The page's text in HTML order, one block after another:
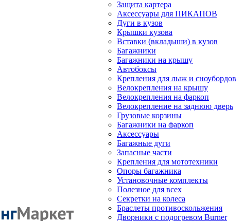
Защита картера
Аксессуары для ПИКАПОВ
Дуги в кузов
Крышки кузова
Вставки (вкладыши) в кузов
Багажники
Багажники на крышу
Автобоксы
Крепления для лыж и сноубордов
Велокрепления на крышу
Велокрепления на фаркоп
Велокрепление на заднюю дверь
Грузовые корзины
Багажники на фаркоп
Аксессуары
Багажные дуги
Запасные части
Крепления для мототехники
Опоры багажника
Установочные комплекты
Полезное для всех
Секретки на колеса
Браслеты противоскольжения
Дворники с подогревом Burner